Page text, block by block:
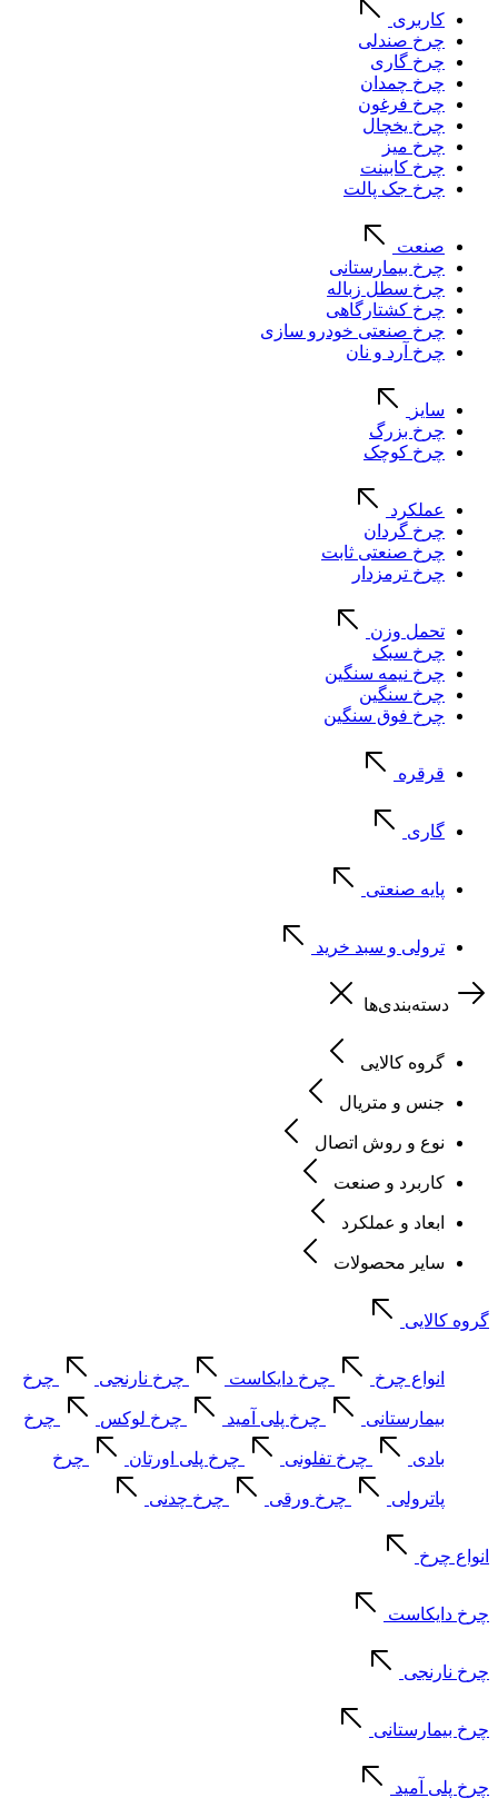
کاربری
چرخ صندلی
چرخ گاری
چرخ چمدان
چرخ فرغون
چرخ یخچال
چرخ میز
چرخ کابینت
چرخ جک پالت
صنعت
چرخ بیمارستانی
چرخ سطل زباله
چرخ کشتارگاهی
چرخ صنعتی خودرو سازی
چرخ آرد و نان
سایز
چرخ بزرگ
چرخ کوچک
عملکرد
چرخ گردان
چرخ صنعتی ثابت
چرخ ترمزدار
تحمل وزن
چرخ سبک
چرخ نیمه سنگین
چرخ سنگین
چرخ فوق سنگین
قرقره
گاری
پایه صنعتی
ترولی و سبد خرید
دسته‌بندی‌ها
گروه کالایی
جنس و متریال
نوع و روش اتصال
کاربرد و صنعت
ابعاد و عملکرد
سایر محصولات
گروه کالایی
انواع چرخ چرخ دایکاست چرخ نارنجی چرخ
بیمارستانی چرخ پلی آمید چرخ لوکس چرخ
بادی چرخ تفلونی چرخ پلی اورتان چرخ
پاترولی چرخ ورقی چرخ چدنی
انواع چرخ
چرخ دایکاست
چرخ نارنجی
چرخ بیمارستانی
چرخ پلی آمید